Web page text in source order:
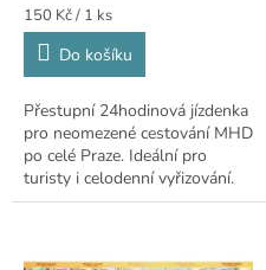
Měrná
cena:
150 Kč / 1 ks
Do košíku
Přestupní 24hodinová jízdenka
pro neomezené cestování MHD
po celé Praze. Ideální pro
turisty i celodenní vyřizování.
Arch 5 ks.